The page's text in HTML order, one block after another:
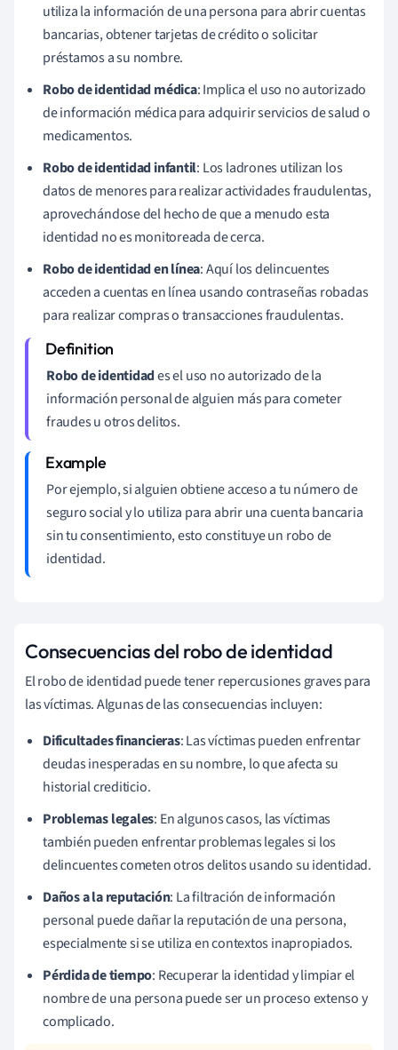
utiliza la información de una persona para abrir cuentas
bancarias, obtener tarjetas de crédito o solicitar
préstamos a su nombre.
Robo de identidad médica: Implica el uso no autorizado
de información médica para adquirir servicios de salud o
medicamentos.
Robo de identidad infantil: Los ladrones utilizan los
datos de menores para realizar actividades fraudulentas,
aprovechándose del hecho de que a menudo esta
identidad no es monitoreada de cerca.
Robo de identidad en línea: Aquí los delincuentes
acceden a cuentas en línea usando contraseñas robadas
para realizar compras o transacciones fraudulentas.
Robo de identidades el uso no autorizado de la
información personal de alguien más para cometer
fraudes u otros delitos.
Por ejemplo, si alguien obtiene acceso a tu número de
seguro social y lo utiliza para abrir una cuenta bancaria
sin tu consentimiento, esto constituye un robo de
identidad.
Consecuencias del robo de identidad
El robo de identidad puede tener repercusiones graves para
las víctimas. Algunas de las consecuencias incluyen:
Dificultades financieras: Las víctimas pueden enfrentar
deudas inesperadas en su nombre, lo que afecta su
historial crediticio.
Problemas legales: En algunos casos, las víctimas
también pueden enfrentar problemas legales si los
delincuentes cometen otros delitos usando su identidad.
Daños a la reputación: La filtración de información
personal puede dañar la reputación de una persona,
especialmente si se utiliza en contextos inapropiados.
Pérdida de tiempo: Recuperar la identidad y limpiar el
nombre de una persona puede ser un proceso extenso y
complicado.